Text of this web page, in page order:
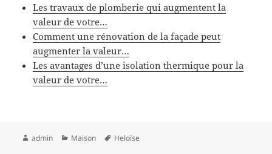
Les travaux de plomberie qui augmentent la
valeur de votre…
Comment une rénovation de la façade peut
augmenter la valeur…
Les avantages d’une isolation thermique pour la
valeur de votre…
Auteur
admin Catégories
Maison
Mots-
Heloïse